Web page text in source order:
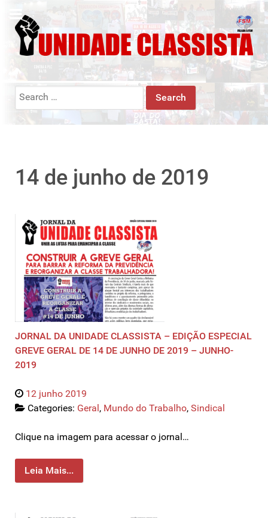
Search
14 de junho de 2019
JORNAL DA UNIDADE CLASSISTA – EDIÇÃO ESPECIAL
GREVE GERAL DE 14 DE JUNHO DE 2019 – JUNHO-
2019
12 junho 2019
Categories: Geral, Mundo do Trabalho, Sindical
Clique na imagem para acessar o jornal…
Leia Mais...